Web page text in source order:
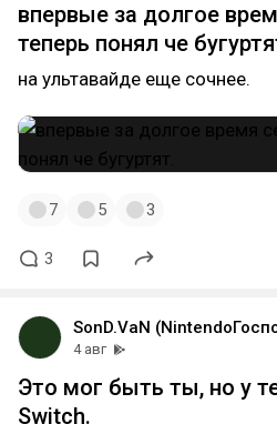
впервые за долгое
теперь понял че
на ультавайде еще сочнее.
7 5 3
3
SonD.VaN
4 авг
Это мог быть ты, но у
Switch.